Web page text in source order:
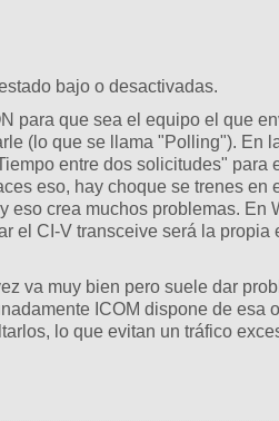
bajo o desactivadas.
para que sea el equipo el que
(lo que se llama "Polling"). En
entre dos solicitudes" para
eso, hay choque se trenes en
eso crea muchos problemas. En
el CI-V transceive será la propia
va muy bien pero suele dar
ICOM dispone de esa
lo que evitan un tráfico